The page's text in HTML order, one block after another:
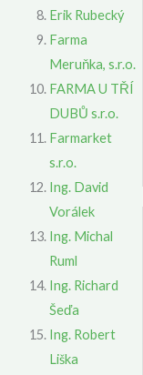
Erik Rubecký
Farma
Meruňka, s.r.o.
FARMA U TŘÍ
DUBŮ s.r.o.
Farmarket
s.r.o.
Ing. David
Vorálek
Ing. Michal
Ruml
Ing. Richard
Šeďa
Ing. Robert
Liška